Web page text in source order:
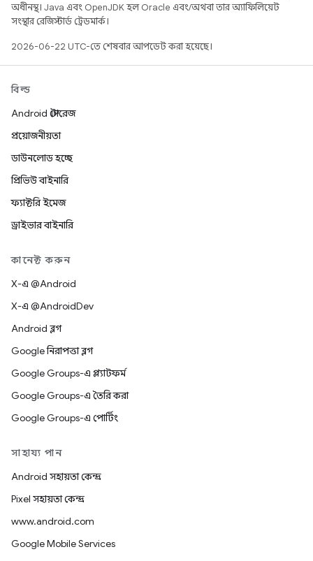
অধীনস্থ। Java এবং OpenJDK হল Oracle এবং/অথবা তার অ্যাফিলিয়েট
সংস্থার রেজিস্টার্ড ট্রেডমার্ক।
2026-06-22 UTC-তে শেষবার আপডেট করা হয়েছে।
বিল্ড
Android স্টোরেজ
প্রয়োজনীয়তা
ডাউনলোড হচ্ছে
প্রিভিউ বাইনারি
ফ্যাক্টরি ইমেজ
ড্রাইভার বাইনারি
কানেক্ট করুন
X-এ @Android
X-এ @AndroidDev
Android ব্লগ
Google নিরাপত্তা ব্লগ
Google Groups-এ প্ল্যাটফর্ম
Google Groups-এ তৈরি করা
Google Groups-এ পোর্টিং
সাহায্য পান
Android সহায়তা কেন্দ্র
Pixel সহায়তা কেন্দ্র
www.android.com
Google Mobile Services